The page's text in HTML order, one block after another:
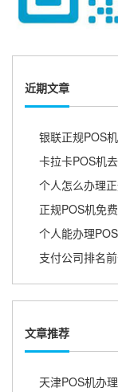
近期文章
银联正规POS
卡拉卡POS机
个人怎么办理
正规POS机免
个人能办理
支付公司排名
文章推荐
天津POS机办